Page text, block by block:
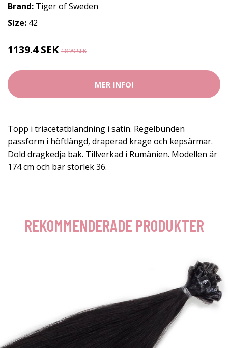
Brand: Tiger of Sweden
Size: 42
1139.4 SEK 1899 SEK
MER INFO!
Topp i triacetatblandning i satin. Regelbunden
passform i höftlängd, draperad krage och kepsärmar.
Dold dragkedja bak. Tillverkad i Rumänien. Modellen är
174 cm och bär storlek 36.
REKOMMENDERADE PRODUKTER